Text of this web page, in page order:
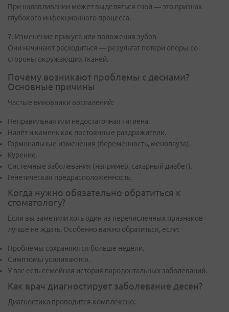
При надавливании может выделяться гной — это признак
глубокого инфекционного процесса.
7. Изменение прикуса или положения зубов
Они начинают расходиться — результат потери опоры со
стороны окружающих тканей.
Почему возникают проблемы с деснами?
Основные причины
Частые виновники воспалений:
Неправильная или недостаточная гигиена.
Налёт и камень как постоянные раздражители.
Гормональные изменения (беременность, менопауза).
Курение.
Системные заболевания (например, сахарный диабет).
Генетическая предрасположенность.
Когда нужно обязательно обратиться к
стоматологу?
Если вы заметили хоть один из перечисленных признаков —
лучше не ждать. Особенно важно обратиться, если:
Проблемы сохраняются больше недели.
Симптомы усиливаются.
У вас есть семейная история пародонтальных заболеваний.
Как врач диагностирует заболевание десен?
Диагностика проводится комплексно: